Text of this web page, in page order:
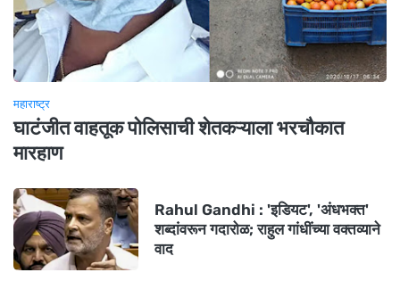
महाराष्ट्र
घाटंजीत वाहतूक पोलिसाची शेतकऱ्याला भरचौकात
मारहाण
Rahul Gandhi : 'इडियट', 'अंधभक्त'
शब्दांवरून गदारोळ; राहुल गांधींच्या वक्तव्याने
वाद